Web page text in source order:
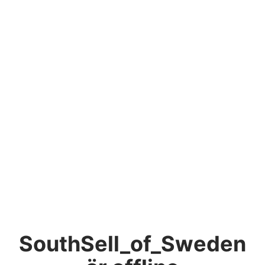
SouthSell_of_Sweden